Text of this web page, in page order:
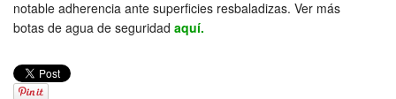
notable adherencia ante superficies resbaladizas. Ver más
botas de agua de seguridad aquí.